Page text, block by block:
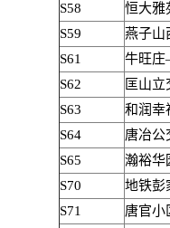
S58
恒大
S59
燕子
S61
牛旺
S62
匡山
S63
和润
S64
唐冶
S65
瀚裕
S70
地铁
S71
唐官